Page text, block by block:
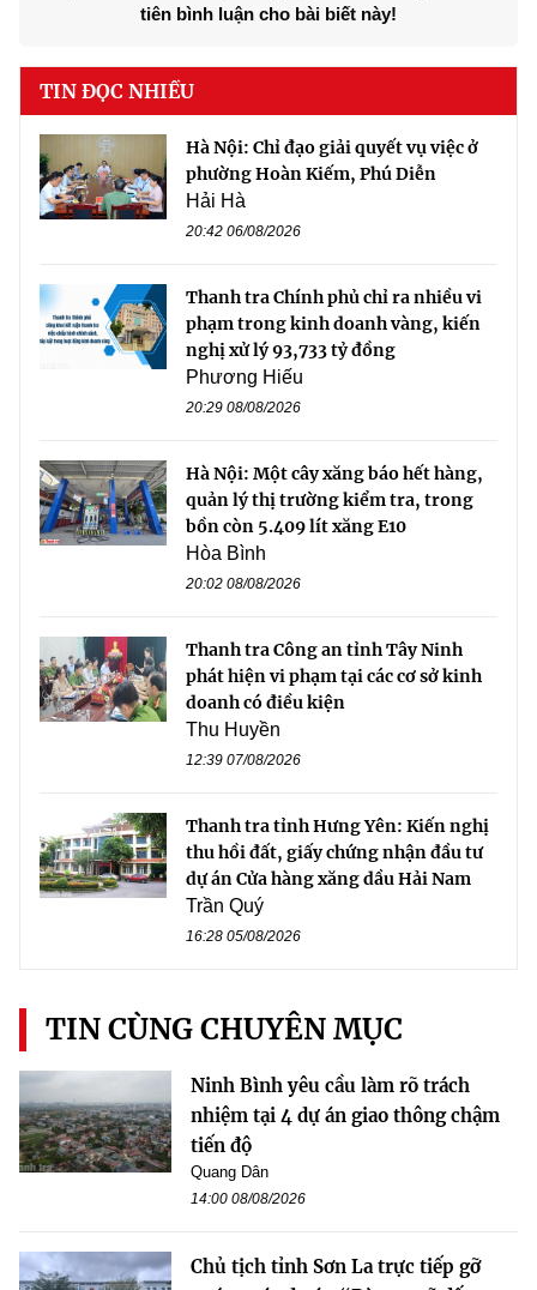
tiên bình luận cho bài biết này!
TIN ĐỌC NHIỀU
Hà Nội: Chỉ đạo giải quyết vụ việc ở
phường Hoàn Kiếm, Phú Diễn
Hải Hà
20:42 06/08/2026
Thanh tra Chính phủ chỉ ra nhiều vi
phạm trong kinh doanh vàng, kiến
nghị xử lý 93,733 tỷ đồng
Phương Hiếu
20:29 08/08/2026
Hà Nội: Một cây xăng báo hết hàng,
quản lý thị trường kiểm tra, trong
bồn còn 5.409 lít xăng E10
Hòa Bình
20:02 08/08/2026
Thanh tra Công an tỉnh Tây Ninh
phát hiện vi phạm tại các cơ sở kinh
doanh có điều kiện
Thu Huyền
12:39 07/08/2026
Thanh tra tỉnh Hưng Yên: Kiến nghị
thu hồi đất, giấy chứng nhận đầu tư
dự án Cửa hàng xăng dầu Hải Nam
Trần Quý
16:28 05/08/2026
TIN CÙNG CHUYÊN MỤC
Ninh Bình yêu cầu làm rõ trách
nhiệm tại 4 dự án giao thông chậm
tiến độ
Quang Dân
14:00 08/08/2026
Chủ tịch tỉnh Sơn La trực tiếp gỡ